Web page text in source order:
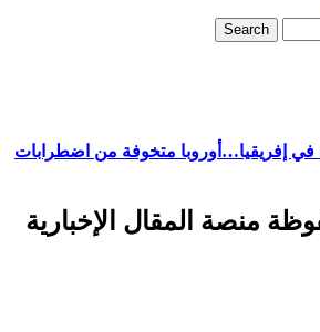
Search
في إفريقيا…أوروبا متخوفة من اضطرابات
منصة المقال الإخبارية